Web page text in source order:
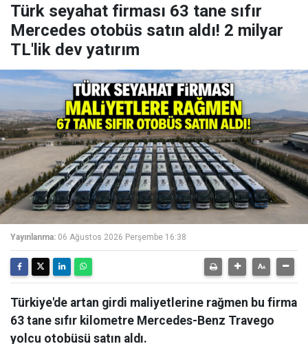
Türk seyahat firması 63 tane sıfır
Mercedes otobüs satın aldı! 2 milyar
TL'lik dev yatırım
Yayınlanma: 06 Ağustos 2026 Perşembe 16:38
Türkiye'de artan girdi maliyetlerine rağmen bu firma
63 tane sıfır kilometre Mercedes-Benz Travego
yolcu otobüsü satın aldı.